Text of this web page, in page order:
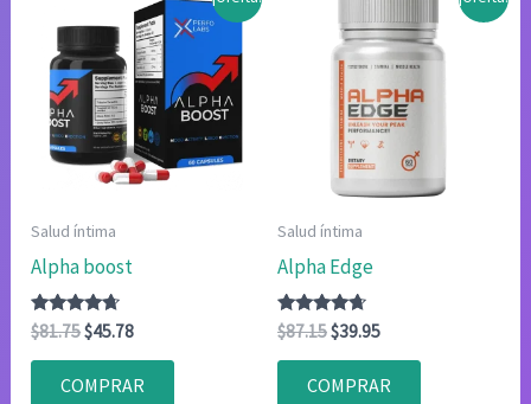
Salud íntima
Alpha boost
Valorado
con
4.50
de 5
$81.75El
original
era:
$45.78El
actual
es:
COMPRAR
Salud íntima
Alpha Edge
Valorado
con
4.50
$87.15El
original
era:
$39.95El
actual
es:
COMPRAR